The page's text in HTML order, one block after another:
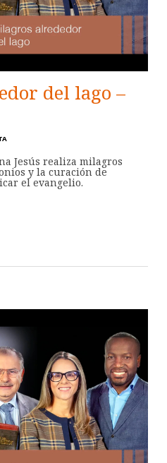
del lago –
Jesús realiza milagros
y la curación de
el evangelio.